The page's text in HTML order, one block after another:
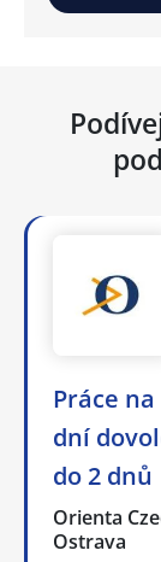
Práce
dní
do 2 dnů
Orienta
Ostrava